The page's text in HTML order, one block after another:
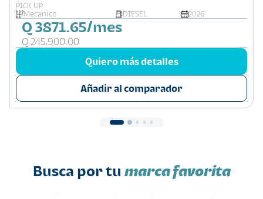
PICK UP
Mecanico
DIESEL 2026
Q 3871.65/mes
Q 245,900.00
Quiero más detalles
Añadir al comparador
Busca por tu marca favorita